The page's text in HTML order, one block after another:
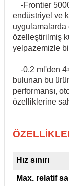
-Frontier
endüstriyel ve
uygulamalarda
özelleştirilmiş
yelpazemizle
-0,2 ml'den
bulunan bu
performansı,
özelliklerine
Hız sınırı
Max. relatif